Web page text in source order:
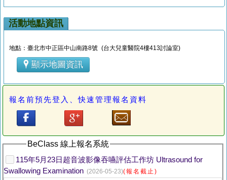
活動地點資訊
地點：臺北市中正區中山南路8號 (台大兒童醫院4樓413討論室)
顯示地圖資訊
報名前預先登入、快速管理報名資料
BeClass 線上報名系統
115年5月23日超音波影像吞嚥評估工作坊 Ultrasound for
Swallowing Examination (2026-05-23)(報名截止)